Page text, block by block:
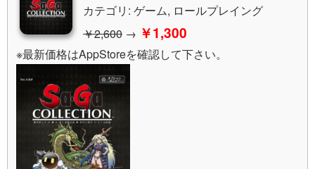
カテゴリ: ゲーム, ロールプレイング
￥2,600 → ￥1,300
※最新価格はAppStoreを確認して下さい。